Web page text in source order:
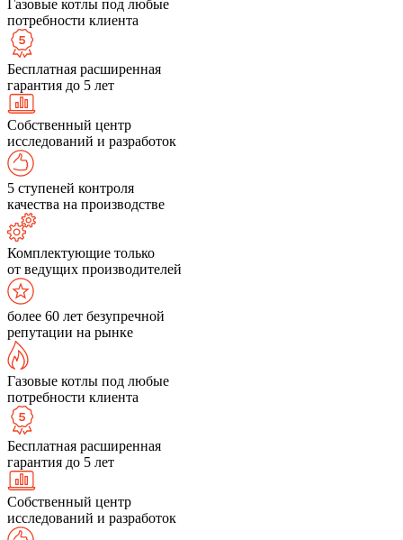
Газовые котлы под любые
потребности клиента
Бесплатная расширенная
гарантия до 5 лет
Собственный центр
исследований и разработок
5 ступеней контроля
качества на производстве
Комплектующие только
от ведущих производителей
более 60 лет безупречной
репутации на рынке
Газовые котлы под любые
потребности клиента
Бесплатная расширенная
гарантия до 5 лет
Собственный центр
исследований и разработок